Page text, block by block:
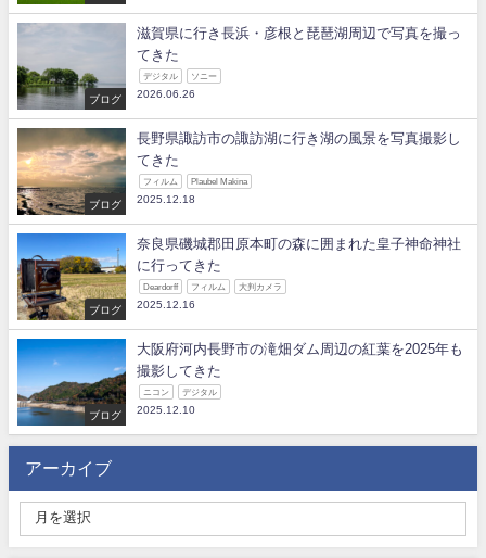
ブログ
滋賀県に行き長浜・彦根と琵琶湖周辺で写真を撮っ
てきた
デジタル ソニー
2026.06.26
ブログ
長野県諏訪市の諏訪湖に行き湖の風景を写真撮影し
てきた
フィルム Plaubel Makina
2025.12.18
ブログ
奈良県磯城郡田原本町の森に囲まれた皇子神命神社
に行ってきた
Deardorff フィルム 大判カメラ
2025.12.16
ブログ
大阪府河内長野市の滝畑ダム周辺の紅葉を2025年も
撮影してきた
ニコン デジタル
2025.12.10
アーカイブ